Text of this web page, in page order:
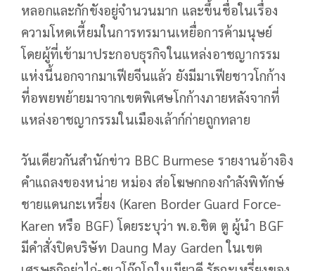
หลอกและกักขังอยู่จำนวนมาก และขึ้นชื่อในเรื่อง
ความโหดเหี้ยมในการทรมานเหยื่อการค้ามนุษย์
โดยผู้ที่เข้ามาประกอบธุรกิจในแหล่งอาชญากรรม
แห่งนี้นอกจากมาเฟียจีนแล้ว ยังมีมาเฟียชาวโกก้าง
ที่อพยพย้ายมาจากเขตพิเศษโกก้างภายหลังจากที่
แหล่งอาชญากรรมในเมืองเล้าก์ก่ายถูกทลาย
วันเดียวกันสำนักข่าว BBC Burmese รายงานอ้างอิง
คำแถลงของหน่าย หม่อง ส่อโฆษกกองกำลังพิทักษ์
ชายแดนกะเหรี่ยง (Karen Border Guard Force-
Karen หรือ BGF) โดยระบุว่า พ.อ.ชิต ตู ผู้นำ BGF
มีคำสั่งปิดบริษัท Daung May Garden ในเขต